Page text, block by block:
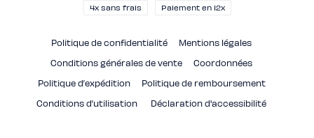
4x sans frais Paiement en 12x
Politique de confidentialité
Mentions légales
Conditions générales de vente
Coordonnées
Politique d’expédition
Politique de remboursement
Conditions d’utilisation
Déclaration d'accessibilité